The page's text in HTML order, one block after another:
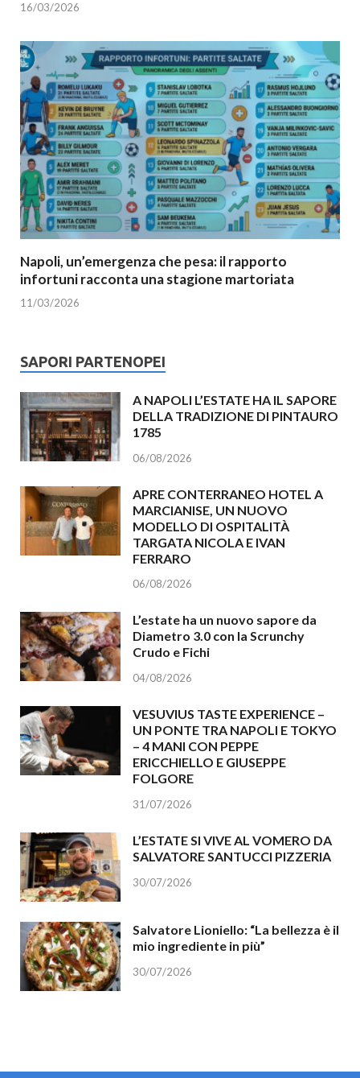
16/03/2026
Napoli, un’emergenza che pesa: il rapporto
infortuni racconta una stagione martoriata
11/03/2026
SAPORI PARTENOPEI
A NAPOLI L’ESTATE HA IL SAPORE
DELLA TRADIZIONE DI PINTAURO
1785
06/08/2026
APRE CONTERRANEO HOTEL A
MARCIANISE, UN NUOVO
MODELLO DI OSPITALITÀ
TARGATA NICOLA E IVAN
FERRARO
06/08/2026
L’estate ha un nuovo sapore da
Diametro 3.0 con la Scrunchy
Crudo e Fichi
04/08/2026
VESUVIUS TASTE EXPERIENCE –
UN PONTE TRA NAPOLI E TOKYO
– 4 MANI CON PEPPE
ERICCHIELLO E GIUSEPPE
FOLGORE
31/07/2026
L’ESTATE SI VIVE AL VOMERO DA
SALVATORE SANTUCCI PIZZERIA
30/07/2026
Salvatore Lioniello: “La bellezza è il
mio ingrediente in più”
30/07/2026